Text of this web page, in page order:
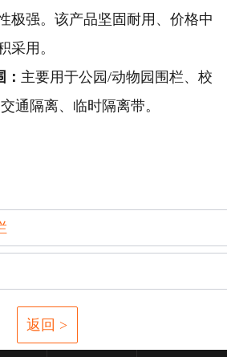
极强。该产品坚固耐用、价格中
采用。
主要用于公园/动物园围栏、校
通隔离、临时隔离带。
返回 >